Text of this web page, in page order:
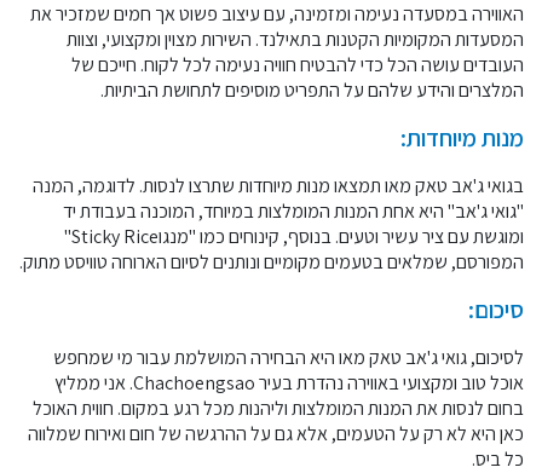
האווירה במסעדה נעימה ומזמינה, עם עיצוב פשוט אך חמים שמזכיר את
המסעדות המקומיות הקטנות בתאילנד. השירות מצוין ומקצועי, וצוות
העובדים עושה הכל כדי להבטיח חוויה נעימה לכל לקוח. חייכם של
המלצרים והידע שלהם על התפריט מוסיפים לתחושת הביתיות.
מנות מיוחדות:
בגואי ג'אב טאק מאו תמצאו מנות מיוחדות שתרצו לנסות. לדוגמה, המנה
"גואי ג'אב" היא אחת המנות המומלצות במיוחד, המוכנה בעבודת יד
ומוגשת עם ציר עשיר וטעים. בנוסף, קינוחים כמו "מנגוSticky Rice"
המפורסם, שמלאים בטעמים מקומיים ונותנים לסיום הארוחה טוויסט מתוק.
סיכום:
לסיכום, גואי ג'אב טאק מאו היא הבחירה המושלמת עבור מי שמחפש
אוכל טוב ומקצועי באווירה נהדרת בעיר Chachoengsao. אני ממליץ
בחום לנסות את המנות המומלצות וליהנות מכל רגע במקום. חווית האוכל
כאן היא לא רק על הטעמים, אלא גם על ההרגשה של חום ואירוח שמלווה
כל ביס.